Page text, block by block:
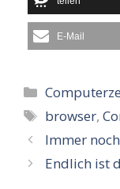
E-Mail
Kategorien
browser,
Immer
Endlich ist